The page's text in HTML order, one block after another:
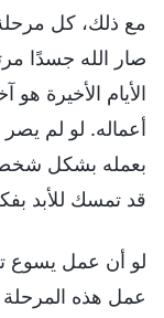
مع ذلك، كل مرحلة
صار الله جسدًا
الأيام الأخيرة
أعماله. لو لم
بعمله بشكل
قد تمسك للأبد
لو أن عمل يسوع
عمل هذه المرحلة